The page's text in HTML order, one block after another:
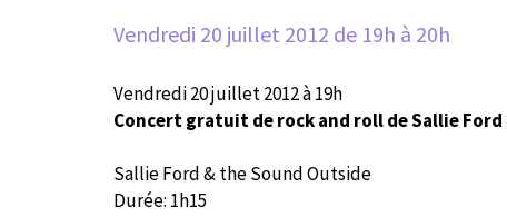
Vendredi 20 juillet 2012 de 19h à 20h
Vendredi 20 juillet2012 à 19h
Concert gratuit de rock and roll de Sallie
Sallie Ford & the Sound Outside
Durée: 1h15